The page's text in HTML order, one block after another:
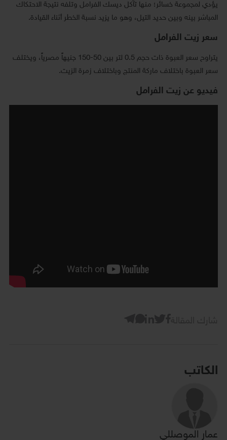
يؤدي لمجموعة خسائر؛ منها تآكل ديسك الفرامل وتلفه نتيجة الاحتكاك
المباشر بينه وبين حديد التيل، وهو ما يزيد نسبة الخطر أثناء القيادة.
سعر زيت الفرامل
يتراوح سعر العبوة ذات حجم 0.5 لتر بين 50-150 جنيهاً مصرياً، ويختلف
سعر العبوة باختلاف ماركة المنتج وباختلاف زمرة الزيت.
فيديو عن زيت الفرامل
الكاتب
عمار الموصللي